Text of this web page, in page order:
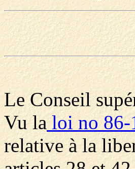
Le Conseil
Vu laloi no
relative à la